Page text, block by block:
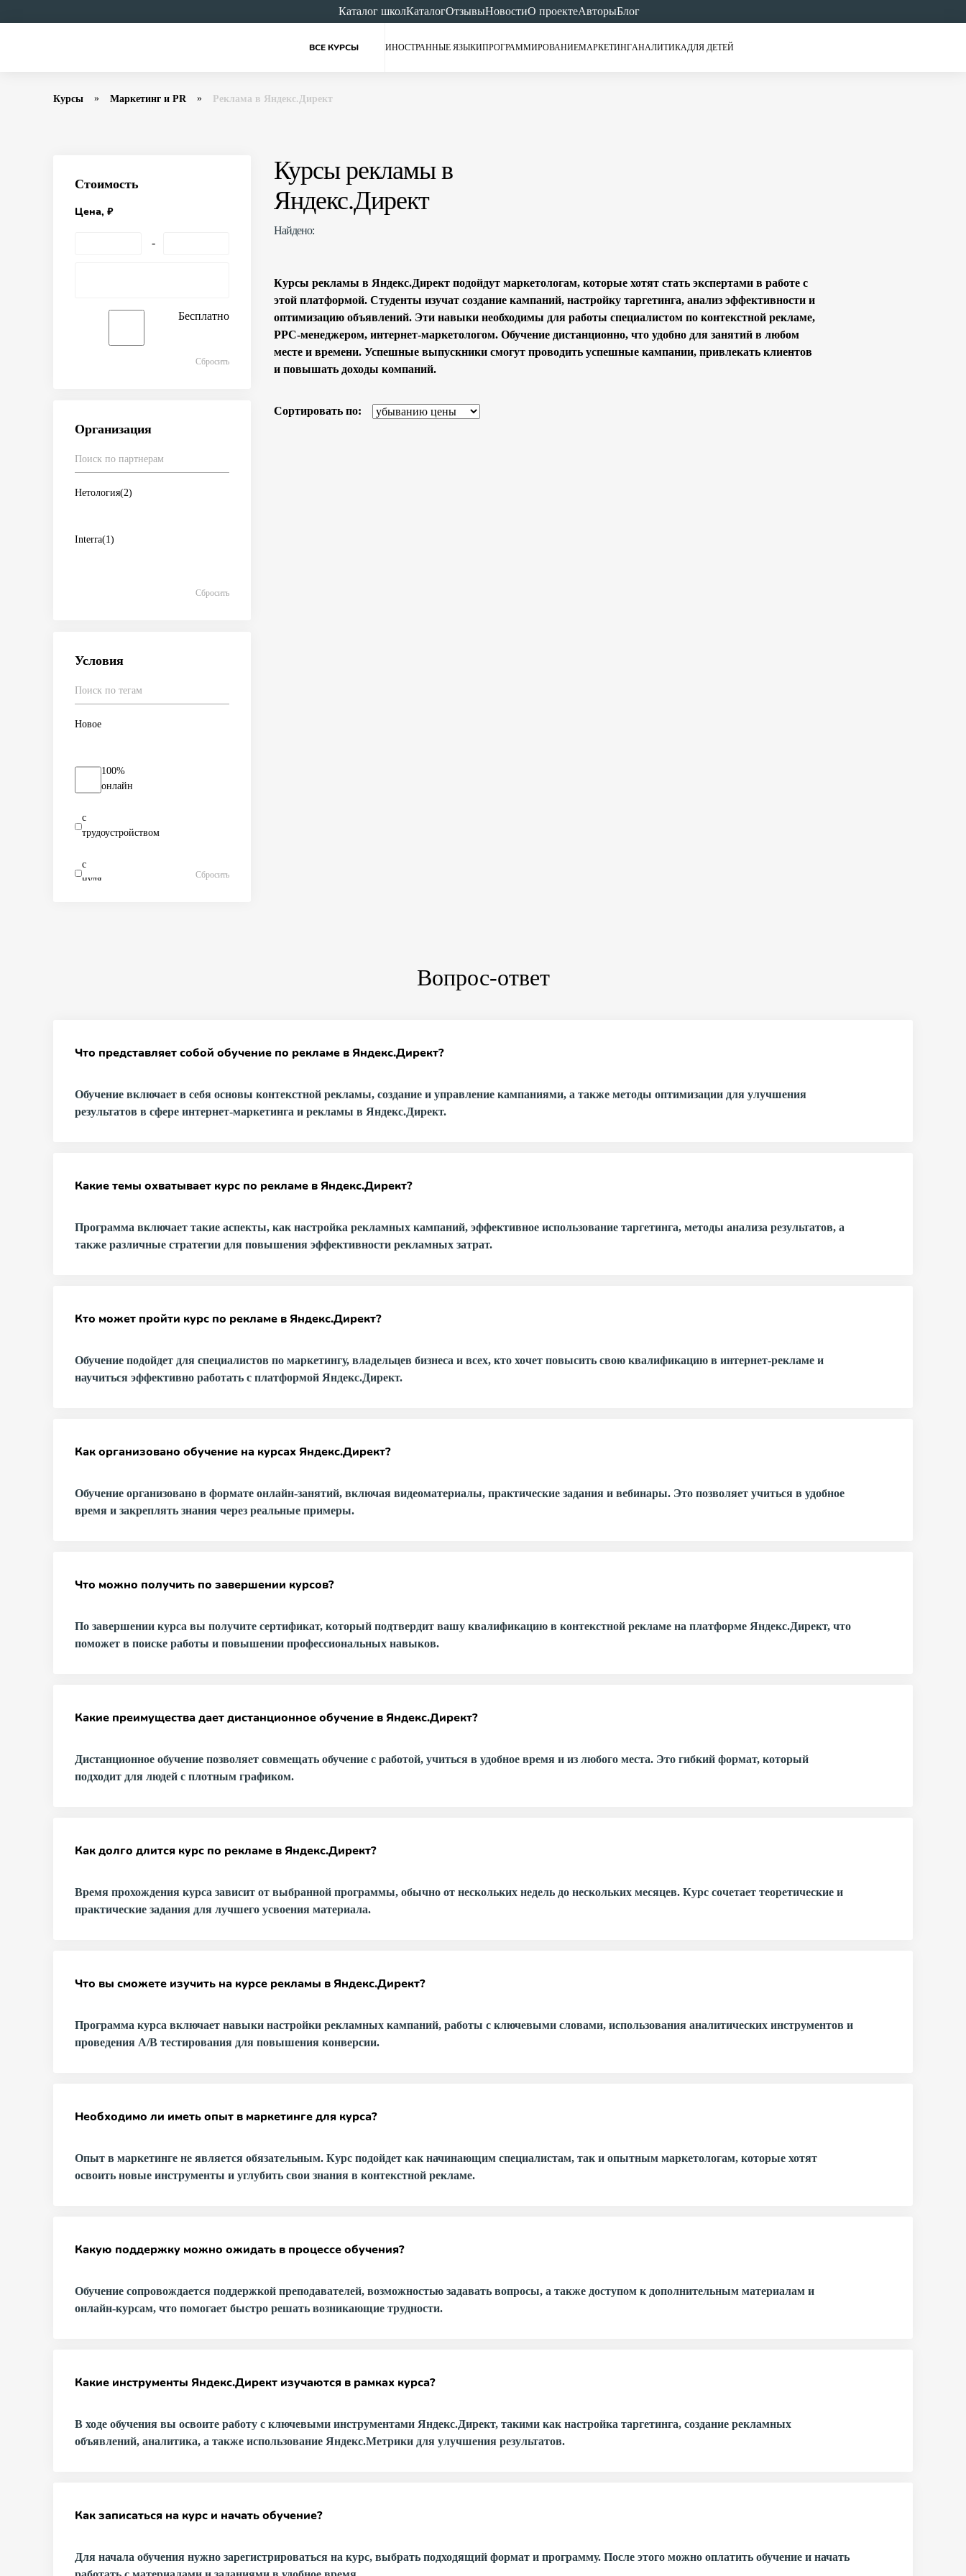
Каталог школКаталогОтзывыНовостиО проектеАвторыБлог
ВСЕ КУРСЫ ИНОСТРАННЫЕ ЯЗЫКИПРОГРАММИРОВАНИЕМАРКЕТИНГАНАЛИТИКАДЛЯ ДЕТЕЙ
Курсы Маркетинг и PR Реклама в Яндекс.Директ
Стоимость
Цена, ₽
Бесплатно
Сбросить
Организация
Нетология(2)
Interra(1)
Сбросить
Условия
Новое
100%
онлайн
с
трудоустройством
с
нуля
с
магистратура
MBA
опытом
Сбросить
Курсы рекламы в
Яндекс.Директ
Найдено:
Курсы рекламы в Яндекс.Директ подойдут маркетологам, которые хотят стать экспертами в работе с
этой платформой. Студенты изучат создание кампаний, настройку таргетинга, анализ эффективности и
оптимизацию объявлений. Эти навыки необходимы для работы специалистом по контекстной рекламе,
PPC-менеджером, интернет-маркетологом. Обучение дистанционно, что удобно для занятий в любом
месте и времени. Успешные выпускники смогут проводить успешные кампании, привлекать клиентов
и повышать доходы компаний.
Сортировать по:
Вопрос-ответ
Что представляет собой обучение по рекламе в Яндекс.Директ?
Обучение включает в себя основы контекстной рекламы, создание и управление кампаниями, а также методы оптимизации для улучшения
результатов в сфере интернет-маркетинга и рекламы в Яндекс.Директ.
Какие темы охватывает курс по рекламе в Яндекс.Директ?
Программа включает такие аспекты, как настройка рекламных кампаний, эффективное использование таргетинга, методы анализа результатов, а
также различные стратегии для повышения эффективности рекламных затрат.
Кто может пройти курс по рекламе в Яндекс.Директ?
Обучение подойдет для специалистов по маркетингу, владельцев бизнеса и всех, кто хочет повысить свою квалификацию в интернет-рекламе и
научиться эффективно работать с платформой Яндекс.Директ.
Как организовано обучение на курсах Яндекс.Директ?
Обучение организовано в формате онлайн-занятий, включая видеоматериалы, практические задания и вебинары. Это позволяет учиться в удобное
время и закреплять знания через реальные примеры.
Что можно получить по завершении курсов?
По завершении курса вы получите сертификат, который подтвердит вашу квалификацию в контекстной рекламе на платформе Яндекс.Директ, что
поможет в поиске работы и повышении профессиональных навыков.
Какие преимущества дает дистанционное обучение в Яндекс.Директ?
Дистанционное обучение позволяет совмещать обучение с работой, учиться в удобное время и из любого места. Это гибкий формат, который
подходит для людей с плотным графиком.
Как долго длится курс по рекламе в Яндекс.Директ?
Время прохождения курса зависит от выбранной программы, обычно от нескольких недель до нескольких месяцев. Курс сочетает теоретические и
практические задания для лучшего усвоения материала.
Что вы сможете изучить на курсе рекламы в Яндекс.Директ?
Программа курса включает навыки настройки рекламных кампаний, работы с ключевыми словами, использования аналитических инструментов и
проведения A/B тестирования для повышения конверсии.
Необходимо ли иметь опыт в маркетинге для курса?
Опыт в маркетинге не является обязательным. Курс подойдет как начинающим специалистам, так и опытным маркетологам, которые хотят
освоить новые инструменты и углубить свои знания в контекстной рекламе.
Какую поддержку можно ожидать в процессе обучения?
Обучение сопровождается поддержкой преподавателей, возможностью задавать вопросы, а также доступом к дополнительным материалам и
онлайн-курсам, что помогает быстро решать возникающие трудности.
Какие инструменты Яндекс.Директ изучаются в рамках курса?
В ходе обучения вы освоите работу с ключевыми инструментами Яндекс.Директ, такими как настройка таргетинга, создание рекламных
объявлений, аналитика, а также использование Яндекс.Метрики для улучшения результатов.
Как записаться на курс и начать обучение?
Для начала обучения нужно зарегистрироваться на курс, выбрать подходящий формат и программу. После этого можно оплатить обучение и начать